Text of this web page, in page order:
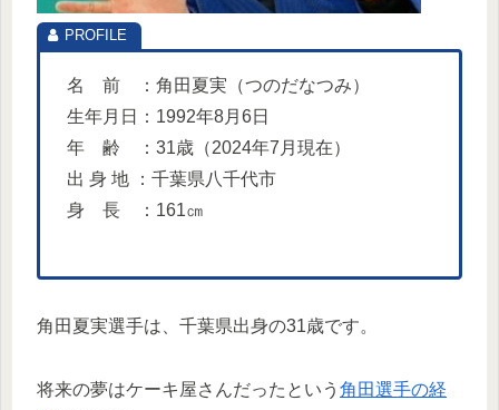
名 前 ：角田夏実（つのだなつみ）
生年月日：1992年8月6日
年 齢 ：31歳（2024年7月現在）
出 身 地 ：千葉県八千代市
身 長 ：161㎝
角田夏実選手は、千葉県出身の31歳です。
将来の夢はケーキ屋さんだったという 角田選手の経